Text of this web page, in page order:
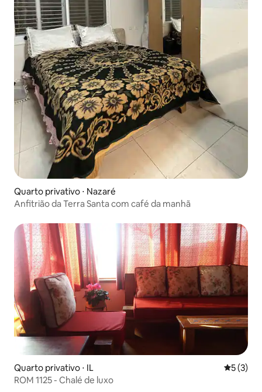
Quarto privativo ⋅ Nazaré
Anfitrião da Terra Santa com café da manhã
Quarto privativo ⋅ IL 5 de
5 (3)
ROM 1125 - Chalé de luxo